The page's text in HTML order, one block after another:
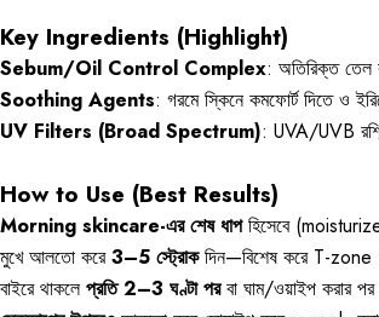
Key Ingredients (Highlight)
Sebum/Oil Control Complex: অতিরিক্ত তেল
Soothing Agents: গরমে স্কিনে কমফোর্ট দিতে ও
UV Filters (Broad Spectrum): UVA/UVB
How to Use (Best Results)
Morning skincare-এর শেষ ধাপহিসেবে
মুখে আলতো করে3–5 স্ট্রোকদিন—বিশেষ করে T-zone
বাইরে থাকলেপ্রতি 2–3 ঘণ্টা পরবা ঘাম/ওয়াইপ করার পর